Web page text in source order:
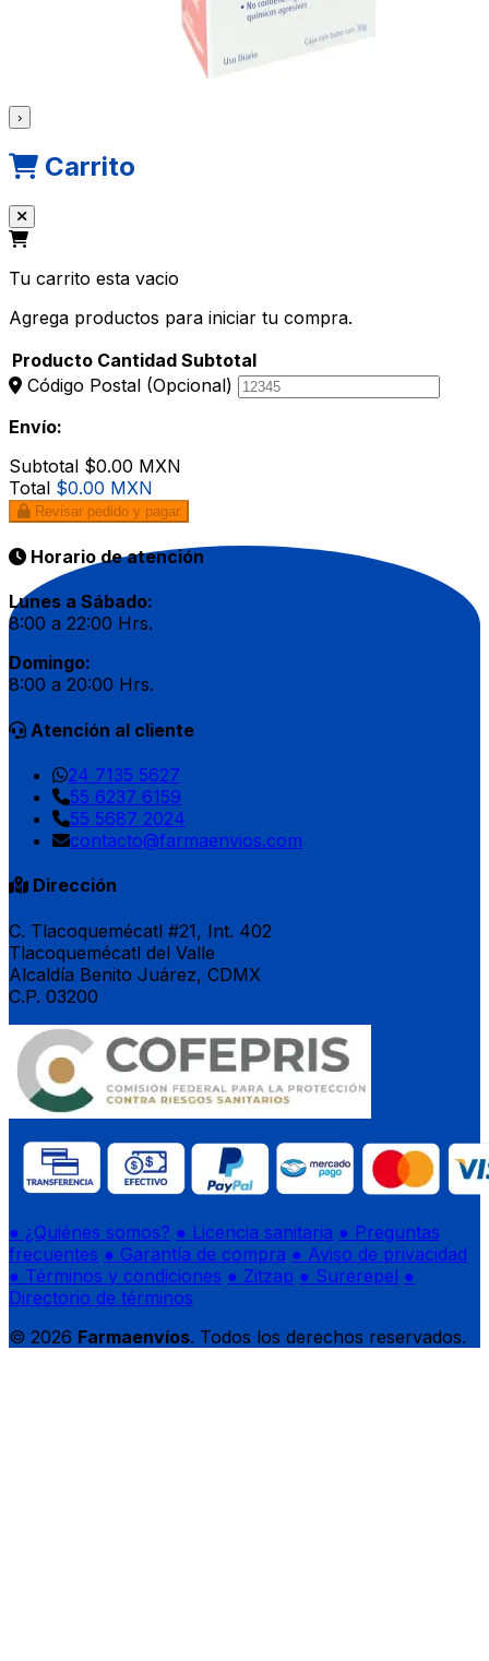
›
Carrito
Tu carrito esta vacio
Agrega productos para iniciar tu compra.
Producto Cantidad Subtotal
Código Postal (Opcional)
Envío:
Subtotal $0.00 MXN
Total $0.00 MXN
Revisar pedido y pagar
Horario de atención
Lunes a Sábado:
8:00 a 22:00 Hrs.
Domingo:
8:00 a 20:00 Hrs.
Atención al cliente
24 7135 5627
55 6237 6159
55 5687 2024
contacto@farmaenvios.com
Dirección
C. Tlacoquemécatl #21, Int. 402
Tlacoquemécatl del Valle
Alcaldía Benito Juárez, CDMX
C.P. 03200
● ¿Quiénes somos? ● Licencia sanitaria ● Preguntas
frecuentes ● Garantía de compra ● Aviso de privacidad
● Términos y condiciones ● Zitzap ● Surerepel ●
Directorio de términos
© 2026 Farmaenvíos. Todos los derechos reservados.